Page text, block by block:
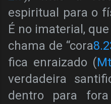
espiritual para o
É no imaterial,
chama de “cora
fica enraizado (
verdadeira
dentro para